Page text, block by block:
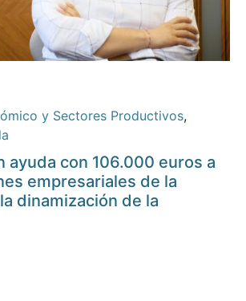
y Sectores Productivos,
ayuda con 106.000 euros a
empresariales de la
dinamización de la